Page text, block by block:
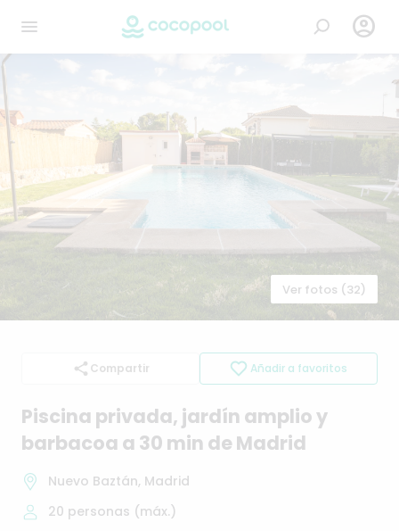

Ver fotos (32)
Compartir Añadir a favoritos
Piscina privada​,​ jardín amplioy
barbacoa a 30 min de Madrid
Nuevo Baztán, Madrid
20 personas (máx.)